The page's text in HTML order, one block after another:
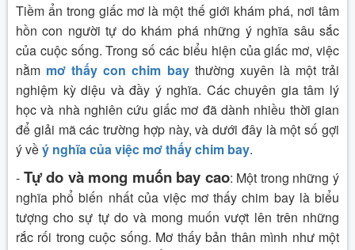
Tiềm ẩn trong giấc mơ là một thế giới khám phá, nơi tâm
hồn con người tự do khám phá những ý nghĩa sâu sắc
của cuộc sống. Trong số các biểu hiện của giấc mơ, việc
nằm mơ thấy con chim baythường xuyên là một trải
nghiệm kỳ diệu và đầy ý nghĩa. Các chuyên gia tâm lý
học và nhà nghiên cứu giấc mơ đã dành nhiều thời gian
để giải mã các trường hợp này, và dưới đây là một số gợi
ý vềý nghĩa của việc mơ thấy chim bay.
- Tự do và mong muốn bay cao: Một trong những ý
nghĩa phổ biến nhất của việc mơ thấy chim bay là biểu
tượng cho sự tự do và mong muốn vượt lên trên những
rắc rối trong cuộc sống. Mơ thấy bản thân mình như một